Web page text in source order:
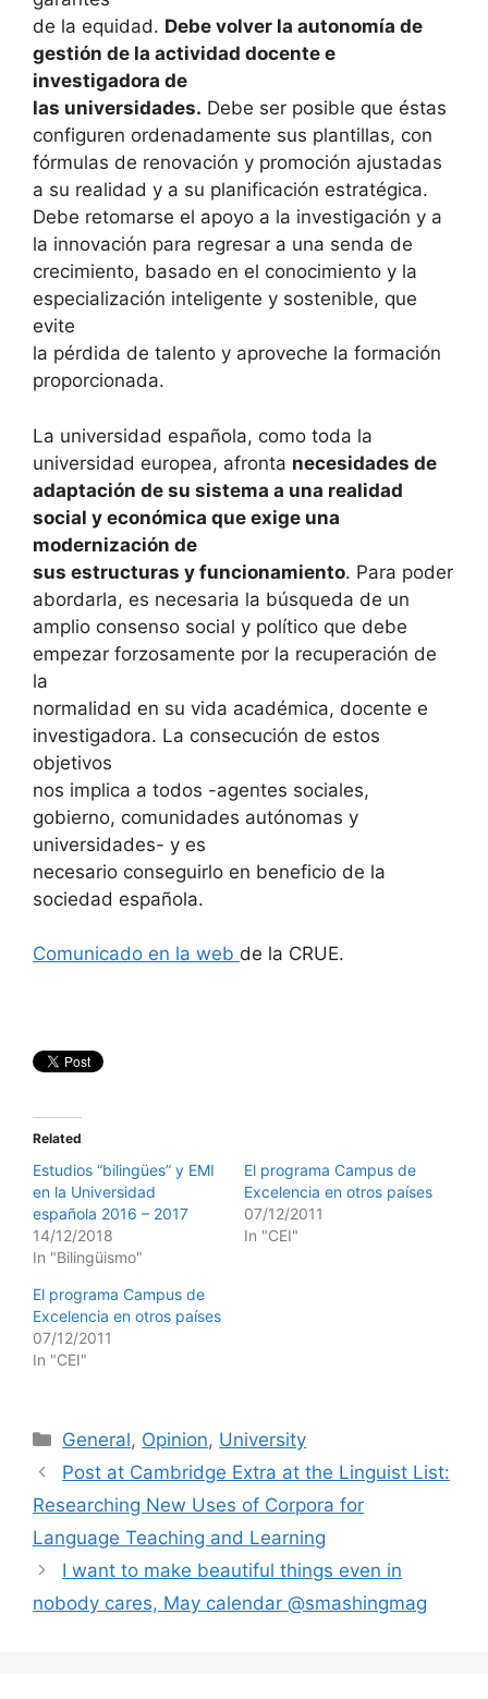
de la equidad. Debe volver la autonomía de
gestión de la actividad docente e
investigadora de
las universidades. Debe ser posible que éstas
configuren ordenadamente sus plantillas, con
fórmulas de renovación y promoción ajustadas
a su realidad y a su planificación estratégica.
Debe retomarse el apoyo a la investigación y a
la innovación para regresar a una senda de
crecimiento, basado en el conocimiento y la
especialización inteligente y sostenible, que
evite
la pérdida de talento y aproveche la formación
proporcionada.
La universidad española, como toda la
universidad europea, afronta necesidades de
adaptación de su sistema a una realidad
social y económica que exige una
modernización de
sus estructuras y funcionamiento. Para poder
abordarla, es necesaria la búsqueda de un
amplio consenso social y político que debe
empezar forzosamente por la recuperación de
la
normalidad en su vida académica, docente e
investigadora. La consecución de estos
objetivos
nos implica a todos -agentes sociales,
gobierno, comunidades autónomas y
universidades- y es
necesario conseguirlo en beneficio de la
sociedad española.
Comunicado en la web de la CRUE.
Related
Estudios “bilingües” y EMI
en la Universidad
española 2016 – 2017
14/12/2018
In "Bilingüismo"
El programa Campus de
Excelencia en otros países
07/12/2011
In "CEI"
El programa Campus de
Excelencia en otros países
07/12/2011
In "CEI"
Categories
General, Opinion, University
Post at Cambridge Extra at the Linguist List:
Researching New Uses of Corpora for
Language Teaching and Learning
I want to make beautiful things even in
nobody cares, May calendar @smashingmag